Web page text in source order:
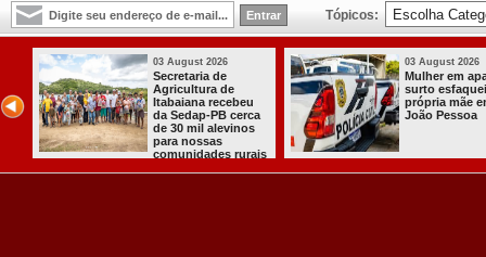
Tópicos:
03 August 2026
Secretaria de
Agricultura de
Itabaiana recebeu
da Sedap-PB cerca
de 30 mil alevinos
para nossas
comunidades rurais
03 August 2026
Mulher em
surto
própria mãe
João Pessoa